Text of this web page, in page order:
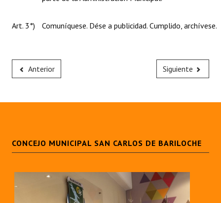
Art. 3°) Comuníquese. Dése a publicidad. Cumplido, archívese.
Anterior Siguiente
CONCEJO MUNICIPAL SAN CARLOS DE BARILOCHE